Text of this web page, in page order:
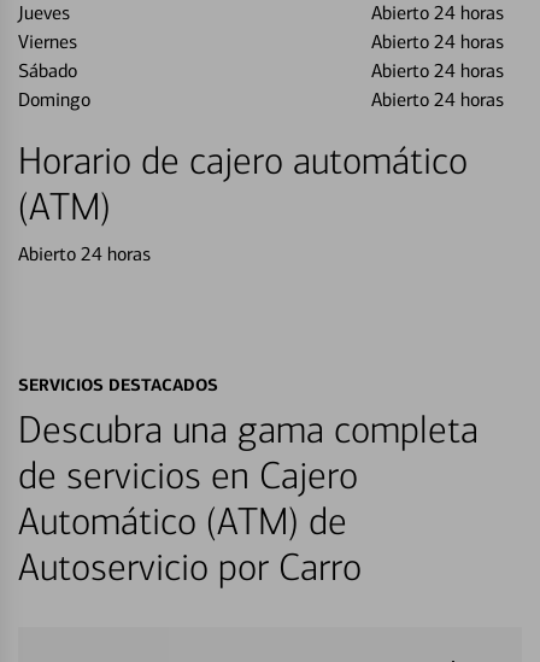
Jueves
Abierto 24 horas
Viernes
Abierto 24 horas
Sábado
Abierto 24 horas
Domingo
Abierto 24 horas
Horario de cajero automático
(ATM)
Abierto 24 horas
SERVICIOS DESTACADOS
Descubra una gama completa
de servicios en Cajero
Automático (ATM) de
Autoservicio por Carro